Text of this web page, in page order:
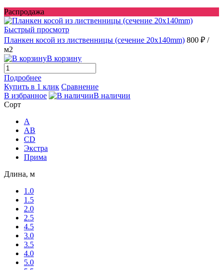
Распродажа
Быстрый просмотр
Планкен косой из лиственницы (сечение 20х140mm) 800 ₽ /
м2
В корзину
Подробнее
Купить в 1 клик Сравнение
В избранное
В наличии
Сорт
A
AB
CD
Экстра
Прима
Длина, м
1.0
1.5
2.0
2.5
4.5
3.0
3.5
4.0
5.0